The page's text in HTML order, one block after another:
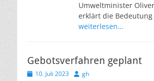
Umweltminister
erklärt die Bedeutung
weiterlesen…
Gebotsverfahren geplant
Veröffentlicht
10. Juli 2023 Autor
gh